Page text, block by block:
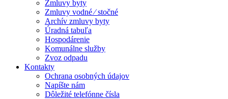
Zmluvy byty
Zmluvy vodné ⁄ stočné
Archív zmluvy byty
Úradná tabuľa
Hospodárenie
Komunálne služby
Zvoz odpadu
Kontakty
Ochrana osobných údajov
Napíšte nám
Dôležité telefónne čísla